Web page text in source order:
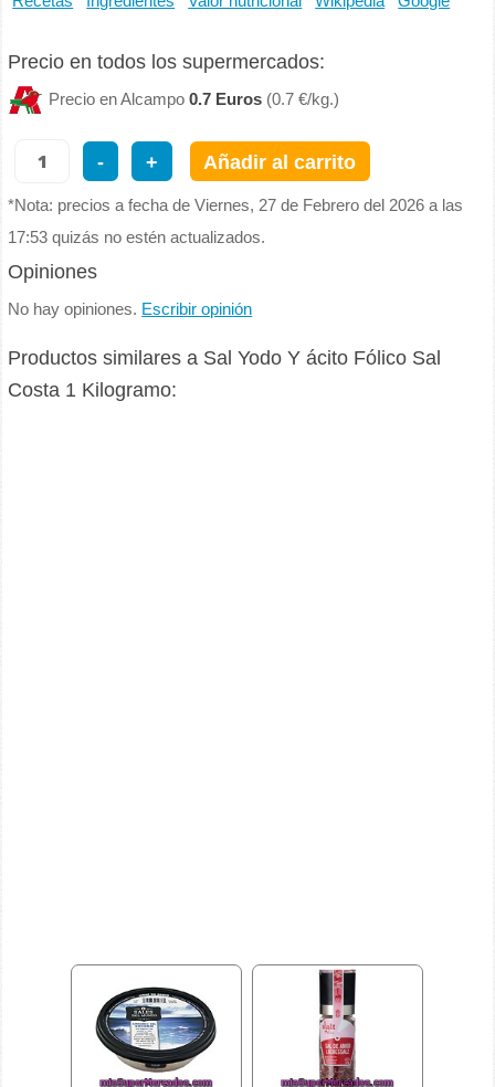
Precio en todos los supermercados:
Precio en Alcampo0.7 Euros (0.7 €/kg.)
- + Añadir al carrito
*Nota: precios a fecha de Viernes, 27 de Febrero del 2026 a las
17:53 quizás no estén actualizados.
Opiniones
No hay opiniones. Escribir opinión
Productos similares a Sal Yodo Y ácito Fólico Sal
Costa 1 Kilogramo: